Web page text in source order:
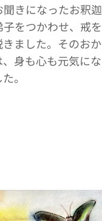
きになったお釈迦
をつかわせ、戒を
ました。そのおか
身も心も元気にな
。